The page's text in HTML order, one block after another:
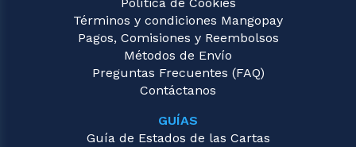
Términos y condiciones Mangopay
Pagos, Comisiones y Reembolsos
Métodos de Envío
Preguntas Frecuentes (FAQ)
Contáctanos
GUÍAS
Guía de Estados de las Cartas